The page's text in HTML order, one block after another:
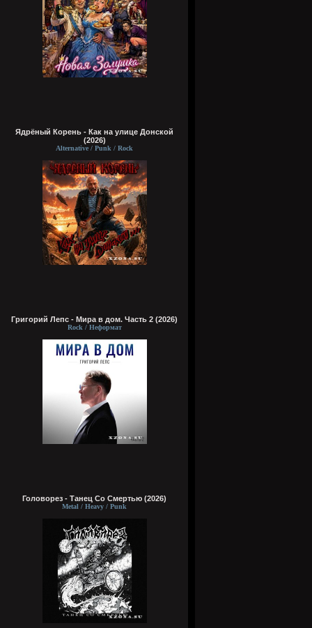
Ядрёный Корень - Как на улице Донской
(2026)
Alternative / Punk / Rock
Григорий Лепс - Мира в дом. Часть 2 (2026)
Rock / Неформат
Головорез - Tанец Со Смертью (2026)
Metal / Heavy / Punk